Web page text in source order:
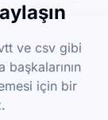
ve csv gibi
başkalarının
için bir